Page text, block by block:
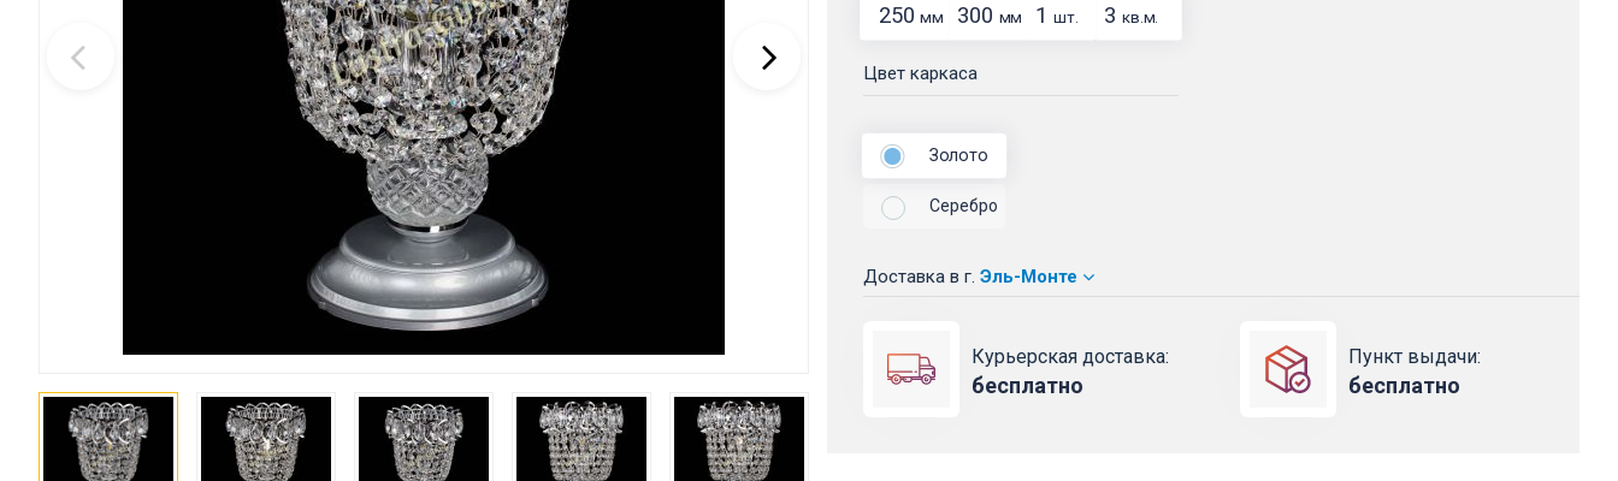
250мм 300 мм 1 шт. 3 кв.м.
Цвет каркаса
Золото
Серебро
Доставка в г. Эль-Монте
Курьерская доставка:
бесплатно
Пункт выдачи:
бесплатно